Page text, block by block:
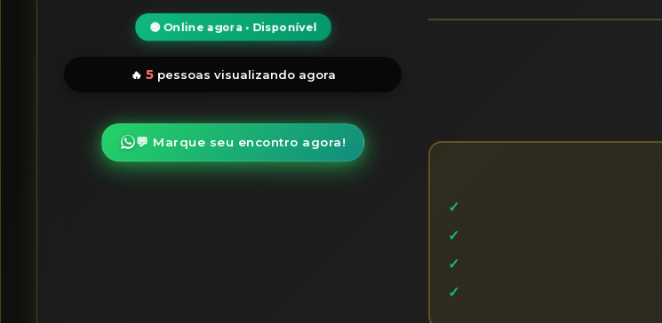
🟢 Online agora • Disponível
🔥 5pessoas visualizando agora
💬 Marque seu encontro agora!